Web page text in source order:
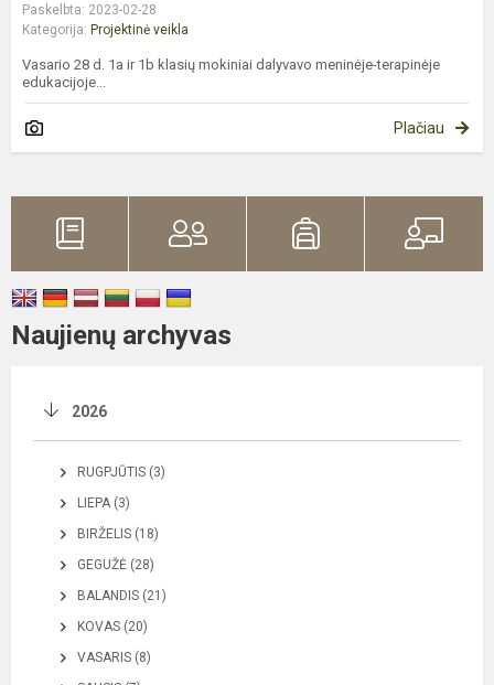
Paskelbta: 2023-02-28
Kategorija: Projektinė veikla
Vasario 28 d. 1a ir 1b klasių mokiniai dalyvavo meninėje-terapinėje
edukacijoje...
Plačiau
Naujienų archyvas
2026
RUGPJŪTIS (3)
LIEPA (3)
BIRŽELIS (18)
GEGUŽĖ (28)
BALANDIS (21)
KOVAS (20)
VASARIS (8)